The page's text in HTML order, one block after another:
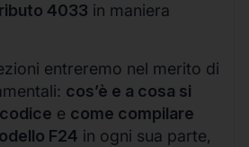
4033 in maniera
entreremo nel merito di
cos’è e a cosa si
e come compilare
F24 in ogni sua parte,